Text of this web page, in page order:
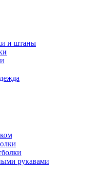
и штаны
рукавами